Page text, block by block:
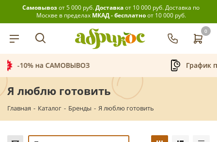
Самовывозот 5 000 руб.Доставкаот 10 000 руб.Доставка по
Москве в пределах МКАД - бесплатноот 10 000 руб.
0
График приёма заказов
Я люблю готовить
Главная - Каталог - Бренды - Я люблю готовить